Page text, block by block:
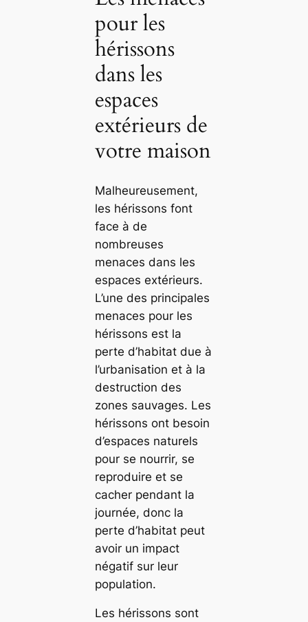
pour les
hérissons
dans les
espaces
extérieurs de
votre maison
Malheureusement,
les hérissons font
face à de
nombreuses
menaces dans les
espaces extérieurs.
L’une des principales
menaces pour les
hérissons est la
perte d’habitat due à
l’urbanisation et à la
destruction des
zones sauvages. Les
hérissons ont besoin
d’espaces naturels
pour se nourrir, se
reproduire et se
cacher pendant la
journée, donc la
perte d’habitat peut
avoir un impact
négatif sur leur
population.
Les hérissons sont